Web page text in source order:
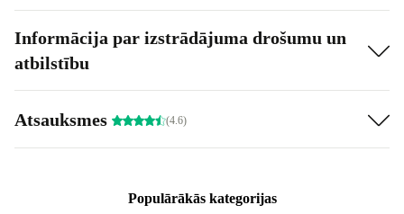
Informācija par izstrādājuma drošumu un
atbilstību
Atsauksmes (4.6)
Populārākās kategorijas